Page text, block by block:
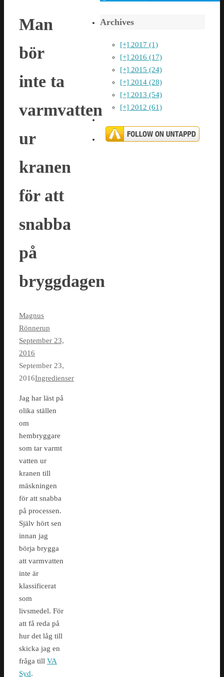
Man
bör
inte ta
varmvatten
ur
kranen
för att
snabba
på
bryggdagen
Magnus
Rönnerup
September 23,
2016
September 23,
2016Ingredienser
Jag har läst på
olika ställen
om
hembryggare
som tar varmt
vatten ur
kranen till
mäskningen
för att snabba
på processen.
Själv hört sen
innan jag
börja brygga
att varmvatten
inte är
klassificerat
som
livsmedel. För
att få reda på
hur det låg till
skicka jag en
fråga till VA
Syd.
Archives
[+] 2017 (1)
[+] 2016 (17)
[+] 2015 (24)
[+] 2014 (28)
[+] 2013 (54)
[+] 2012 (61)